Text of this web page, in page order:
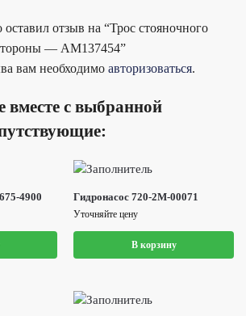
отзыв на “Трос стояночного
— AM137454”
вам необходимо авторизоваться.
вместе с выбранной
4900 Гидронасос 720-2M-00071
Уточняйте цену
В корзину